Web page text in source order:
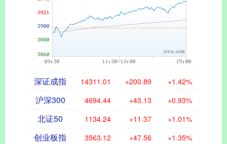
深证成指 14311.01 +200.89 +1.42%
沪深300 4694.44 +43.13 +0.93%
北证50 1134.24 +11.37 +1.01%
创业板指 3563.12 +47.56 +1.35%